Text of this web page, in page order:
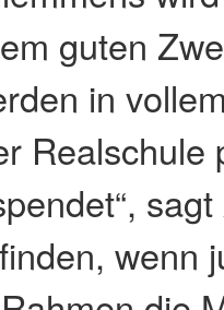
guten
in
Realschule
wenn